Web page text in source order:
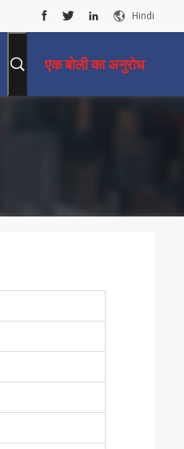
Hindi
एक बोली का अनुरोध